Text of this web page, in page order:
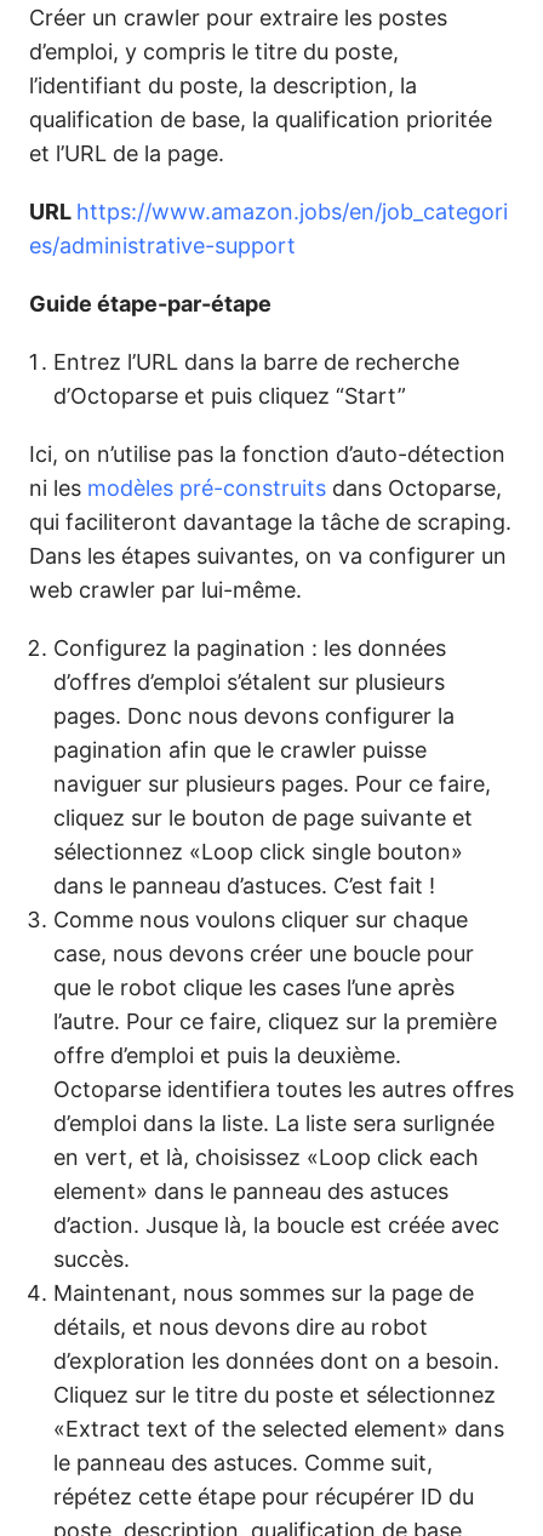
Créer un crawler pour extraire les postes
d’emploi, y compris le titre du poste,
l’identifiant du poste, la description, la
qualification de base, la qualification prioritée
et l’URL de la page.
URL https://www.amazon.jobs/en/job_categori
es/administrative-support
Guide étape-par-étape
Entrez l’URL dans la barre de recherche
d’Octoparse et puis cliquez “Start”
Ici, on n’utilise pas la fonction d’auto-détection
ni les modèles pré-construits dans Octoparse,
qui faciliteront davantage la tâche de scraping.
Dans les étapes suivantes, on va configurer un
web crawler par lui-même.
Configurez la pagination : les données
d’offres d’emploi s’étalent sur plusieurs
pages. Donc nous devons configurer la
pagination afin que le crawler puisse
naviguer sur plusieurs pages. Pour ce faire,
cliquez sur le bouton de page suivante et
sélectionnez «Loop click single bouton»
dans le panneau d’astuces. C’est fait !
Comme nous voulons cliquer sur chaque
case, nous devons créer une boucle pour
que le robot clique les cases l’une après
l’autre. Pour ce faire, cliquez sur la première
offre d’emploi et puis la deuxième.
Octoparse identifiera toutes les autres offres
d’emploi dans la liste. La liste sera surlignée
en vert, et là, choisissez «Loop click each
element» dans le panneau des astuces
d’action. Jusque là, la boucle est créée avec
succès.
Maintenant, nous sommes sur la page de
détails, et nous devons dire au robot
d’exploration les données dont on a besoin.
Cliquez sur le titre du poste et sélectionnez
«Extract text of the selected element» dans
le panneau des astuces. Comme suit,
répétez cette étape pour récupérer ID du
poste, description, qualification de base,